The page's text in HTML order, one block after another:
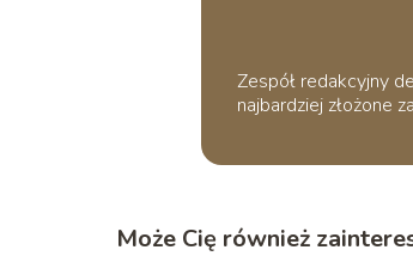
Zespół redakcyjny
najbardziej złożone
Może Cię również